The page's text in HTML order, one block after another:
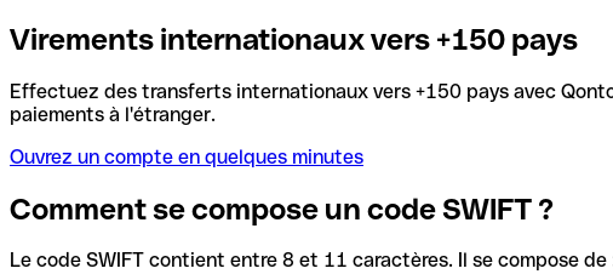
Virements internationaux vers +150 pays
Effectuez des transferts internationaux vers +150 pays avec
paiements à l'étranger.
Ouvrez un compte en quelques minutes
Comment se compose un code SWIFT ?
Le code SWIFT contient entre 8 et 11 caractères. Il se compose de